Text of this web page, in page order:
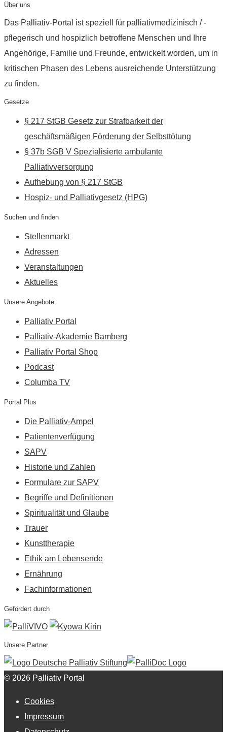
Über uns
Das Palliativ-Portal ist speziell für palliativmedizinisch / -
pflegerisch und hospizlich betroffene Menschen und Ihre
Angehörige, Familie und Freunde, entwickelt worden, um in
kritischen Phasen des Lebens ausreichende Unterstützung
zu finden.
Gesetze
§ 217 StGB Gesetz zur Strafbarkeit der
geschäftsmäßigen Förderung der Selbsttötung
§ 37b SGB V Spezialisierte ambulante
Palliativversorgung
Aufhebung von § 217 StGB
Hospiz- und Palliativgesetz (HPG)
Suchen und finden
Stellenmarkt
Adressen
Veranstaltungen
Aktuelles
Unsere Angebote
Palliativ Portal
Palliativ-Akademie Bamberg
Palliativ Portal Shop
Podcast
Columba TV
Portal Plus
Die Palliativ-Ampel
Patientenverfügung
SAPV
Historie und Zahlen
Formulare zur SAPV
Begriffe und Definitionen
Spiritualität und Glaube
Trauer
Kunsttherapie
Ethik am Lebensende
Ernährung
Fachinformationen
Gefördert durch
Unsere Partner
© 2026 Palliativ Portal
Cookies
Impressum